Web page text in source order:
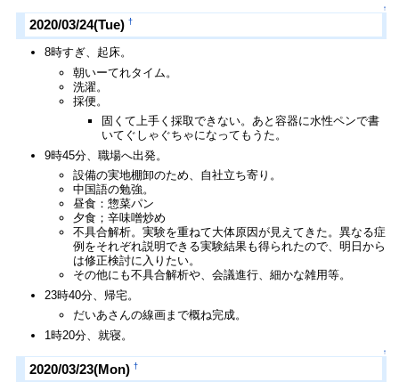
↑
2020/03/24(Tue) †
8時すぎ、起床。
朝いーてれタイム。
洗濯。
採便。
固くて上手く採取できない。あと容器に水性ペンで書
いてぐしゃぐちゃになってもうた。
9時45分、職場へ出発。
設備の実地棚卸のため、自社立ち寄り。
中国語の勉強。
昼食：惣菜パン
夕食；辛味噌炒め
不具合解析。実験を重ねて大体原因が見えてきた。異なる症
例をそれぞれ説明できる実験結果も得られたので、明日から
は修正検討に入りたい。
その他にも不具合解析や、会議進行、細かな雑用等。
23時40分、帰宅。
だいあさんの線画まで概ね完成。
1時20分、就寝。
↑
2020/03/23(Mon) †